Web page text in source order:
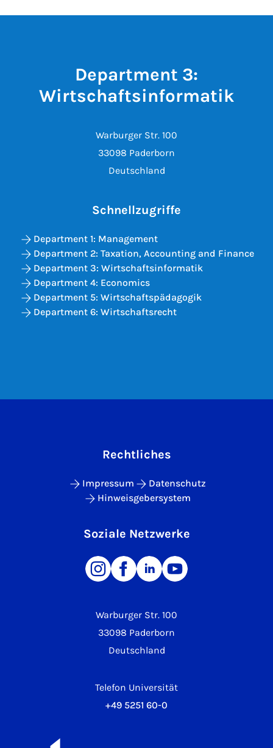
Department 3:
Wirtschaftsinformatik
Warburger Str. 100
33098 Paderborn
Deutschland
Schnellzugriffe
Department 1: Management
Department 2: Taxation, Accounting and Finance
Department 3: Wirtschaftsinformatik
Department 4: Economics
Department 5: Wirtschaftspädagogik
Department 6: Wirtschaftsrecht
Warburger Str. 100
33098 Paderborn
Deutschland
Telefon Universität
+49 5251 60-0
Rechtliches
Impressum
Datenschutz
Hinweisgebersystem
Soziale Netzwerke